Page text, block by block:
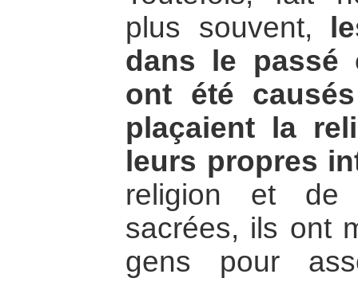
plus souvent,
dans le passé
ont été
plaçaient la
leurs propres
religion et de
sacrées, ils ont
gens pour